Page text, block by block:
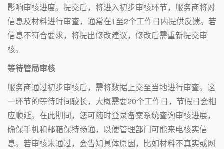
影响审核进度。提交后，将进入初步审核环节，服务商将对
信息及材料进行审查，通常在1至2个工作日内提供反馈。若
信息不符合要求，将提出修改建议，修改后需重新提交审
核。
等待管局审核
服务商通过初步审核后，需将数据上交至当地进行审查。这
一环节的等待时间较长，大概需要20个工作日，节假日会相
应顺延。在此期间，您可随时登录备案系统查询审核进展，
确保手机和邮箱保持畅通，以便管理部门可能来电核实信
息。若审核未通过，会告知具体原因，比如材料不真实或网